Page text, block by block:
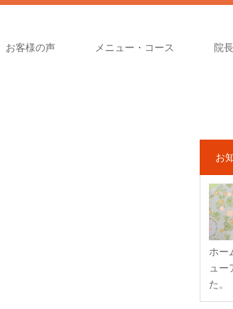
お客様の声 メニュー・コース 院
お
ホー
ュー
た。